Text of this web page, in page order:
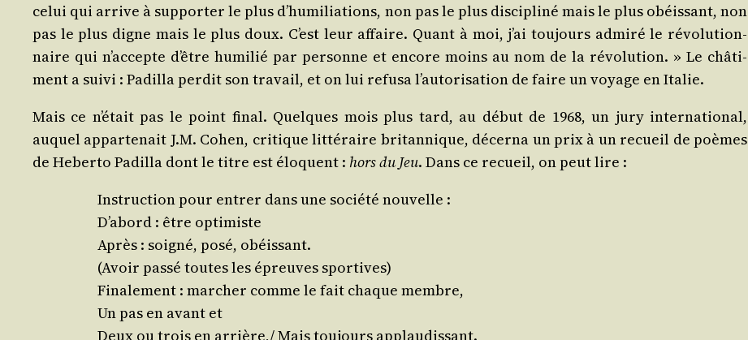
celui qui arrive à sup­por­ter le plus d’hu­mi­lia­tions, non pas le plus dis­ci­pli­né mais le plus obéis­sant, non
pas le plus digne mais le plus doux. C’est leur affaire. Quant à moi, j’ai tou­jours admi­ré le révo­lu­tion­
naire qui n’ac­cepte d’être humi­lié par per­sonne et encore moins au nom de la révo­lu­tion. » Le châ­ti­
ment a sui­vi : Padilla per­dit son tra­vail, et on lui refu­sa l’au­to­ri­sa­tion de faire un voyage en Italie.
Mais ce n’é­tait pas le point final. Quelques mois plus tard, au début de 1968, un jury inter­na­tio­nal,
auquel appar­te­nait J.M. Cohen, cri­tique lit­té­raire bri­tan­nique, décer­na un prix à un recueil de poèmes
de Heber­to Padilla dont le titre est élo­quent : hors du Jeu. Dans ce recueil, on peut lire :
Ins­truc­tion pour entrer dans une socié­té nouvelle :
D’a­bord : être optimiste
Après : soi­gné, posé, obéissant.
(Avoir pas­sé toutes les épreuves sportives)
Fina­le­ment : mar­cher comme le fait chaque membre,
Un pas en avant et
Deux ou trois en arrière,/ Mais tou­jours applaudissant.